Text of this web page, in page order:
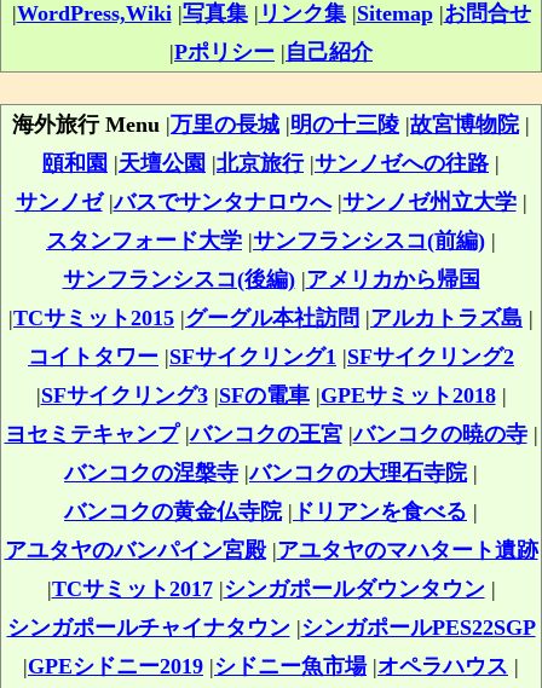
|WordPress,Wiki|写真集| リンク集|Sitemap|お問合せ
|Pポリシー |自己紹介
海外旅行 Menu |万里の長城 |明の十三陵 |故宮博物院|
頤和園 |天壇公園 |北京旅行|サンノゼへの往路 |
サンノゼ|バスでサンタナロウへ|サンノゼ州立大学|
スタンフォード大学 |サンフランシスコ(前編) |
サンフランシスコ(後編)|アメリカから帰国
|TCサミット2015 |グーグル本社訪問 |アルカトラズ島 |
コイトタワー |SFサイクリング1 |SFサイクリング2
|SFサイクリング3|SFの電車|GPEサミット2018|
ヨセミテキャンプ|バンコクの王宮|バンコクの暁の寺|
バンコクの涅槃寺 |バンコクの大理石寺院|
バンコクの黄金仏寺院| ドリアンを食べる |
アユタヤのバンパイン宮殿|アユタヤのマハタート遺跡
|TCサミット2017|シンガポールダウンタウン|
シンガポールチャイナタウン|シンガポールPES22SGP
|GPEシドニー2019 |シドニー魚市場|オペラハウス |